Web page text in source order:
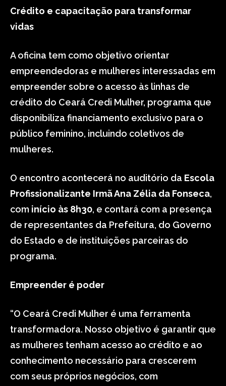
Crédito e capacitação para transformar
vidas
A oficina tem como objetivo orientar
empreendedoras e mulheres interessadas em
empreender sobre o acesso às linhas de
crédito do Ceará Credi Mulher, programa que
disponibiliza financiamento exclusivo para o
público feminino, incluindo coletivos de
mulheres.
O encontro acontecerá no auditório da Escola
Profissionalizante Irmã Ana Zélia da Fonseca,
com início às 8h30, e contará com a presença
de representantes da Prefeitura, do Governo
do Estado e de instituições parceiras do
programa.
Empreender é poder
“O Ceará Credi Mulher é uma ferramenta
transformadora. Nosso objetivo é garantir que
as mulheres tenham acesso ao crédito e ao
conhecimento necessário para crescerem
com seus próprios negócios, com